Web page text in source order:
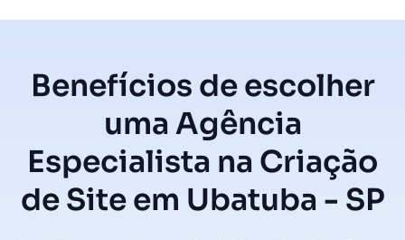
Benefícios de escolher
uma Agência
Especialista na Criação
de Site em Ubatuba - SP